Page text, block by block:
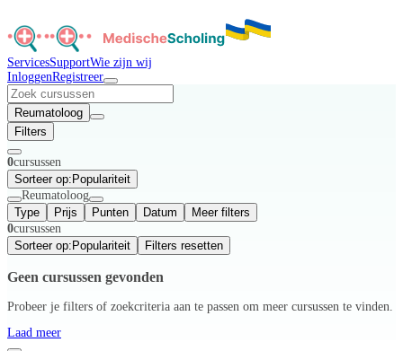
ServicesSupportWie zijn wij
InloggenRegistreer
Reumatoloog
Filters
0cursussen
Sorteer op: Populariteit
Reumatoloog
Type
Prijs Punten Datum
Meer filters
0cursussen
Sorteer op: Populariteit Filters resetten
Geen cursussen gevonden
Probeer je filters of zoekcriteria aan te passen om meer cursussen te vinden.
Laad meer